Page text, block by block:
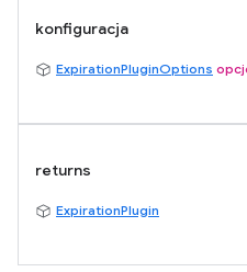
konfiguracja
ExpirationPluginOptions
returns
ExpirationPlugin